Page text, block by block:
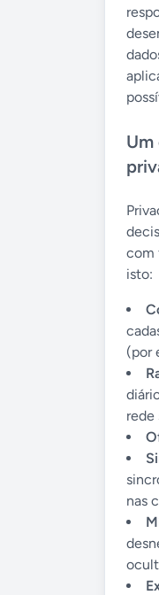
com
isto:
(por
rede
nas